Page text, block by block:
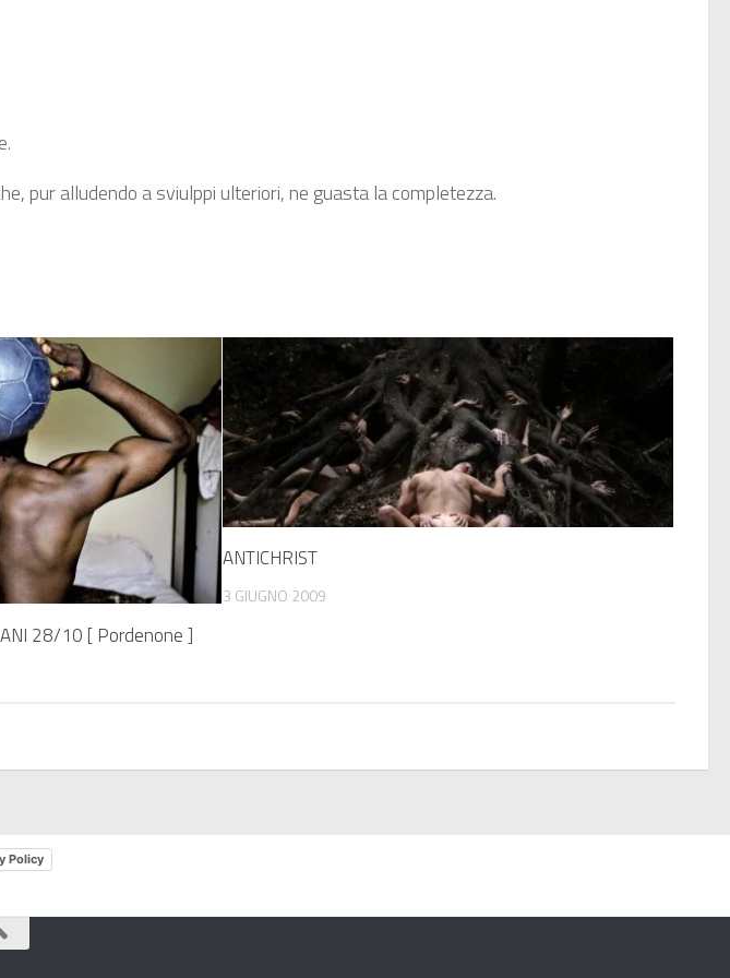
pur alludendo a sviulppi ulteriori, ne guasta la completezza.
28/10 [ Pordenone ]
ANTICHRIST
3 GIUGNO 2009
Policy